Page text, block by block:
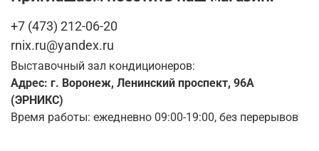
+7 (473) 212-06-20
rnix.ru@yandex.ru
Выставочный зал кондиционеров:
Адрес: г. Воронеж, Ленинский проспект, 96А
(ЭРНИКС)
Время работы: ежедневно 09:00-19:00, без перерывов